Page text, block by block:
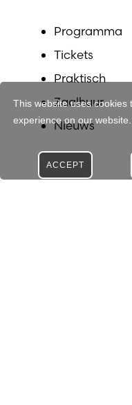
This website uses
experience on our website.
ACCEPT
Programma
Tickets
Praktisch
Zaalhuur
Nieuws